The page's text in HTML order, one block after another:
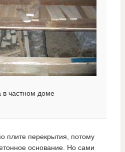
в частном доме
плите перекрытия, потому
основание. Но сами